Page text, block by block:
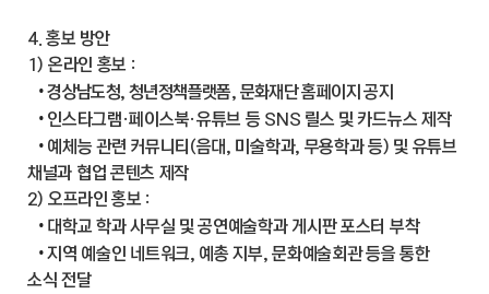
4. 홍보 방안
1) 온라인 홍보 :
•경상남도청, 청년정책플랫폼, 문화재단 홈페이지 공지
• 인스타그램·페이스북·유튜브 등 SNS 릴스 및 카드뉴스 제작
• 예체능 관련 커뮤니티(음대, 미술학과, 무용학과 등) 및 유튜브
채널과 협업 콘텐츠 제작
2) 오프라인 홍보 :
• 대학교 학과 사무실 및 공연예술학과 게시판 포스터 부착
•지역 예술인 네트워크, 예총 지부, 문화예술회관 등을 통한
소식 전달